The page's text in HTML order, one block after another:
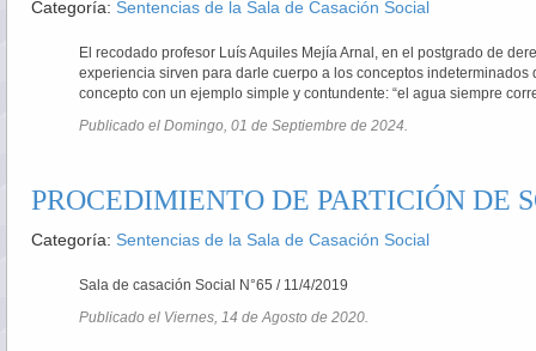
Categoría: Sentencias de la Sala de Casación Social
El recodado profesor Luís Aquiles Mejía Arnal, en el postgrado de
experiencia sirven para darle cuerpo a los conceptos
concepto con un ejemplo simple y contundente: “el agua siempre
Publicado el Domingo, 01 de Septiembre de 2024.
PROCEDIMIENTO DE PARTICIÓN DE
Categoría: Sentencias de la Sala de Casación Social
Sala de casación Social N°65 / 11/4/2019
Publicado el Viernes, 14 de Agosto de 2020.